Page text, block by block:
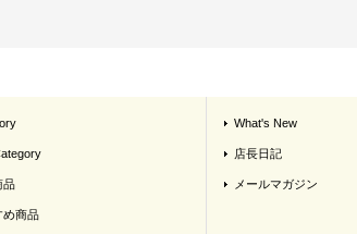
品
め商品
What's New
店長日記
メールマガジン